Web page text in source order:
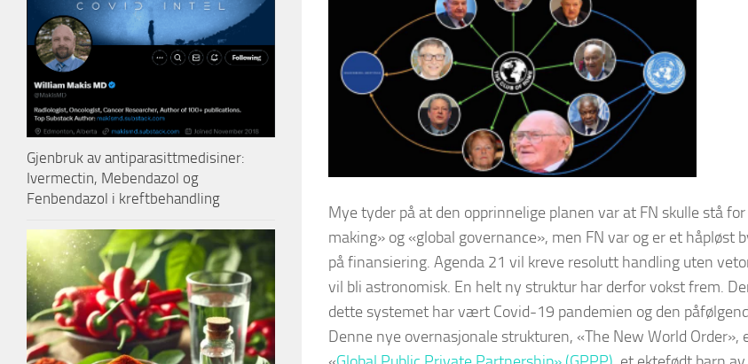
Mye tyder på at den opprinnelige planen var at FN skulle stå
making» og «global governance», men FN var og er et håpløst
på finansiering. Agenda 21 vil kreve resolutt handling uten
vil bli astronomisk. En helt ny struktur har derfor vokst frem.
dette systemet har vært Covid-19 pandemien og den
Denne nye overnasjonale strukturen, «The New World Order»,
Gjenbruk av antiparasittmedisiner:
Ivermectin, Mebendazol og
Fenbendazol i kreftbehandling